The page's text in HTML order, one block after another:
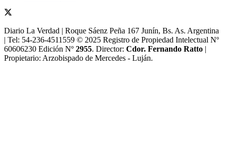
Diario La Verdad | Roque Sáenz Peña 167 Junín, Bs. As. Argentina
| Tel: 54-236-4511559 © 2025 Registro de Propiedad Intelectual Nº
60606230 Edición Nº 2955. Director:​ Cdor. Fernando Ratto |
Propietario:​ Arzobispado de Mercedes - Luján.